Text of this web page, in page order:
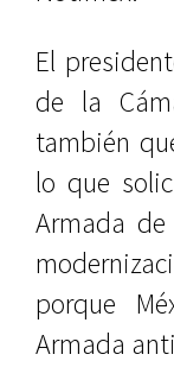
El
de la
también
lo que
Armada
porque
Armada